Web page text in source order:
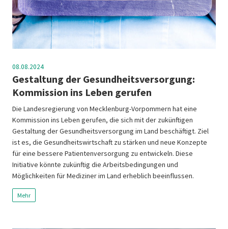
08.08.2024
Gestaltung der Gesundheitsversorgung:
Kommission ins Leben gerufen
Die Landesregierung von Mecklenburg-Vorpommern hat eine
Kommission ins Leben gerufen, die sich mit der zukünftigen
Gestaltung der Gesundheitsversorgung im Land beschäftigt. Ziel
ist es, die Gesundheitswirtschaft zu stärken und neue Konzepte
für eine bessere Patientenversorgung zu entwickeln. Diese
Initiative könnte zukünftig die Arbeitsbedingungen und
Möglichkeiten für Mediziner im Land erheblich beeinflussen.
Mehr